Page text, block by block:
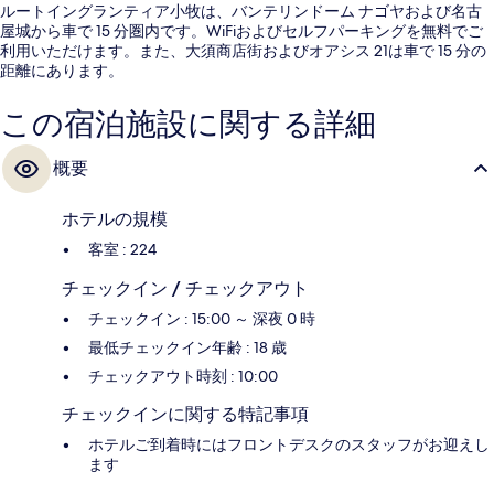
ルートイングランティア小牧は、バンテリンドーム ナゴヤおよび名古
屋城から車で 15 分圏内です。WiFiおよびセルフパーキングを無料でご
利用いただけます。また、大須商店街およびオアシス 21は車で 15 分の
距離にあります。
この宿泊施設に関する詳細
概要
ホテルの規模
客室 : 224
チェックイン / チェックアウト
チェックイン : 15:00 ～ 深夜 0 時
最低チェックイン年齢 : 18 歳
チェックアウト時刻 : 10:00
チェックインに関する特記事項
ホテルご到着時にはフロントデスクのスタッフがお迎えし
ます